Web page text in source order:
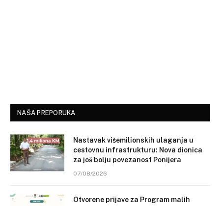
NAŠA PREPORUKA
Nastavak višemilionskih ulaganja u
cestovnu infrastrukturu: Nova dionica
za još bolju povezanost Ponijera
07/08/2026
Otvorene prijave za Program malih